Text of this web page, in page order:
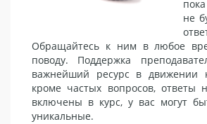
не
Обращайтесь к ним в любое
поводу. Поддержка
важнейший ресурс в движении
кроме частых вопросов, ответы
включены в курс, у вас могут
уникальные.